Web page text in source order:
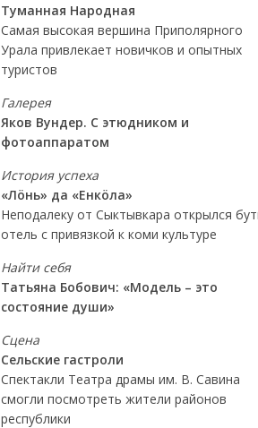
Туманная Народная
Самая высокая вершина Приполярного
Урала привлекает новичков и опытных
туристов
Галерея
Яков Вундер. С этюдником и
фотоаппаратом
История успеха
«Лöнь» да «Енкöла»
Неподалеку от Сыктывкара открылся
отель с привязкой к коми культуре
Найти себя
Татьяна Бобович: «Модель – это
состояние души»
Сцена
Сельские гастроли
Спектакли Театра драмы им. В. Савина
смогли посмотреть жители районов
республики